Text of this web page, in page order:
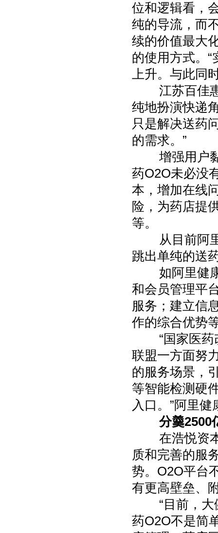
位和逻辑看，
纯的导流，而
续的价值最大
的使用方式。
上升。与此同
江苏百佳惠
纯地扮演快递
只是解决送药
的需求。”
增强用户黏
药O2O未必没
本，增加在线
险，为药店提
等。
从目前阿里
跳出单纯的送
如阿里健康
和会员管理平
服务；建立信
作的综合优势
“国家医药改
联盟一方面努
的服务场景，
等智能检测硬
入口。”阿里
分羹2500
在浩悦资本
质和完善的服
势。O2O平台
有更高壁垒、
“目前，大健
药O2O不是简